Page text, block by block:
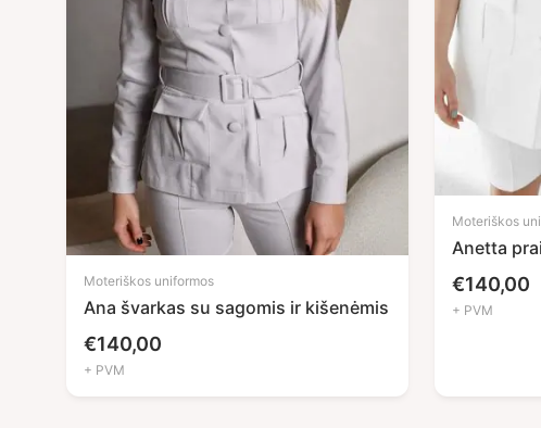
Moteriškos uniformos
Ana švarkas su sagomis ir kišenėmis
€140,00
+ PVM
Moteriškos
Anetta
€140,00
+ PVM